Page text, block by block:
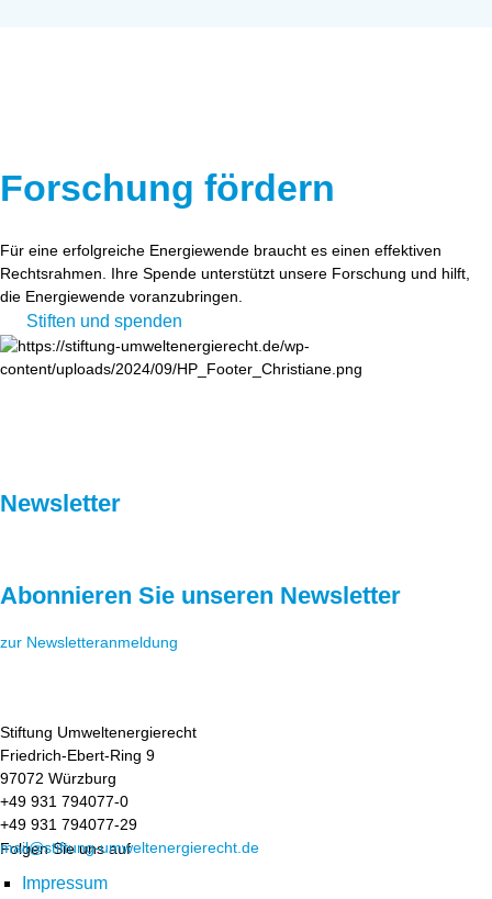
Forschung fördern
Für eine erfolgreiche Energiewende braucht es einen effektiven
Rechtsrahmen. Ihre Spende unterstützt unsere Forschung und hilft,
die Energiewende voranzubringen.
Stiften und spenden
Newsletter
Abonnieren Sie unseren Newsletter
zur Newsletteranmeldung
Stiftung Umweltenergierecht
Friedrich-Ebert-Ring 9
97072 Würzburg
+49 931 794077-0
+49 931 794077-29
mail@stiftung-umweltenergierecht.de
Folgen Sie uns auf
Impressum